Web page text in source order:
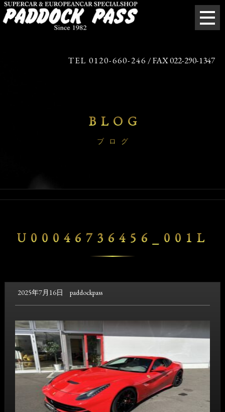
TEL 0120-660-246 / FAX 022-290-1347
BLOG
ブログ
U00046736456_001L
2025年7月16日 paddockpass